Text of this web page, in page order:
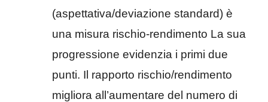
(aspettativa/deviazione standard) è
una misura rischio-rendimento La sua
progressione evidenzia i primi due
punti. Il rapporto rischio/rendimento
migliora all’aumentare del numero di